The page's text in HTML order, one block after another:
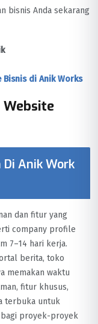
bisnis Anda sekarang
di Anik Works
Website
Anik Work
dan fitur yang
company profile
7–14 hari kerja.
berita, toko
memakan waktu
fitur khusus,
terbuka untuk
proyek-proyek